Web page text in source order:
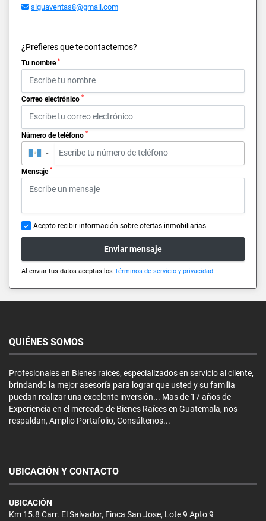
siguaventas8@gmail.com
¿Prefieres que te contactemos?
Tu nombre *
Correo electrónico *
Número de teléfono *
▼
Mensaje *
Acepto recibir información sobre ofertas inmobiliarias
Enviar mensaje
Al enviar tus datos aceptas los Términos de servicio y privacidad
QUIÉNES SOMOS
Profesionales en Bienes raíces, especializados en servicio al cliente,
brindando la mejor asesoría para lograr que usted y su familia
puedan realizar una excelente inversión... Mas de 17 años de
Experiencia en el mercado de Bienes Raíces en Guatemala, nos
respaldan, Amplio Portafolio, Consúltenos...
UBICACIÓN Y CONTACTO
UBICACIÓN
Km 15.8 Carr. El Salvador, Finca San Jose, Lote 9 Apto 9